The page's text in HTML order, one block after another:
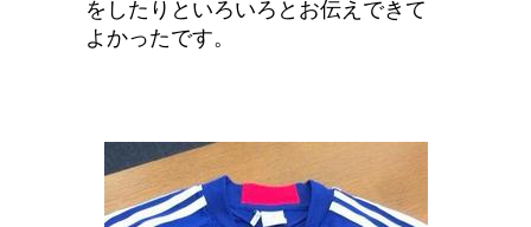
をしたりといろいろとお伝えできて
よかったです。